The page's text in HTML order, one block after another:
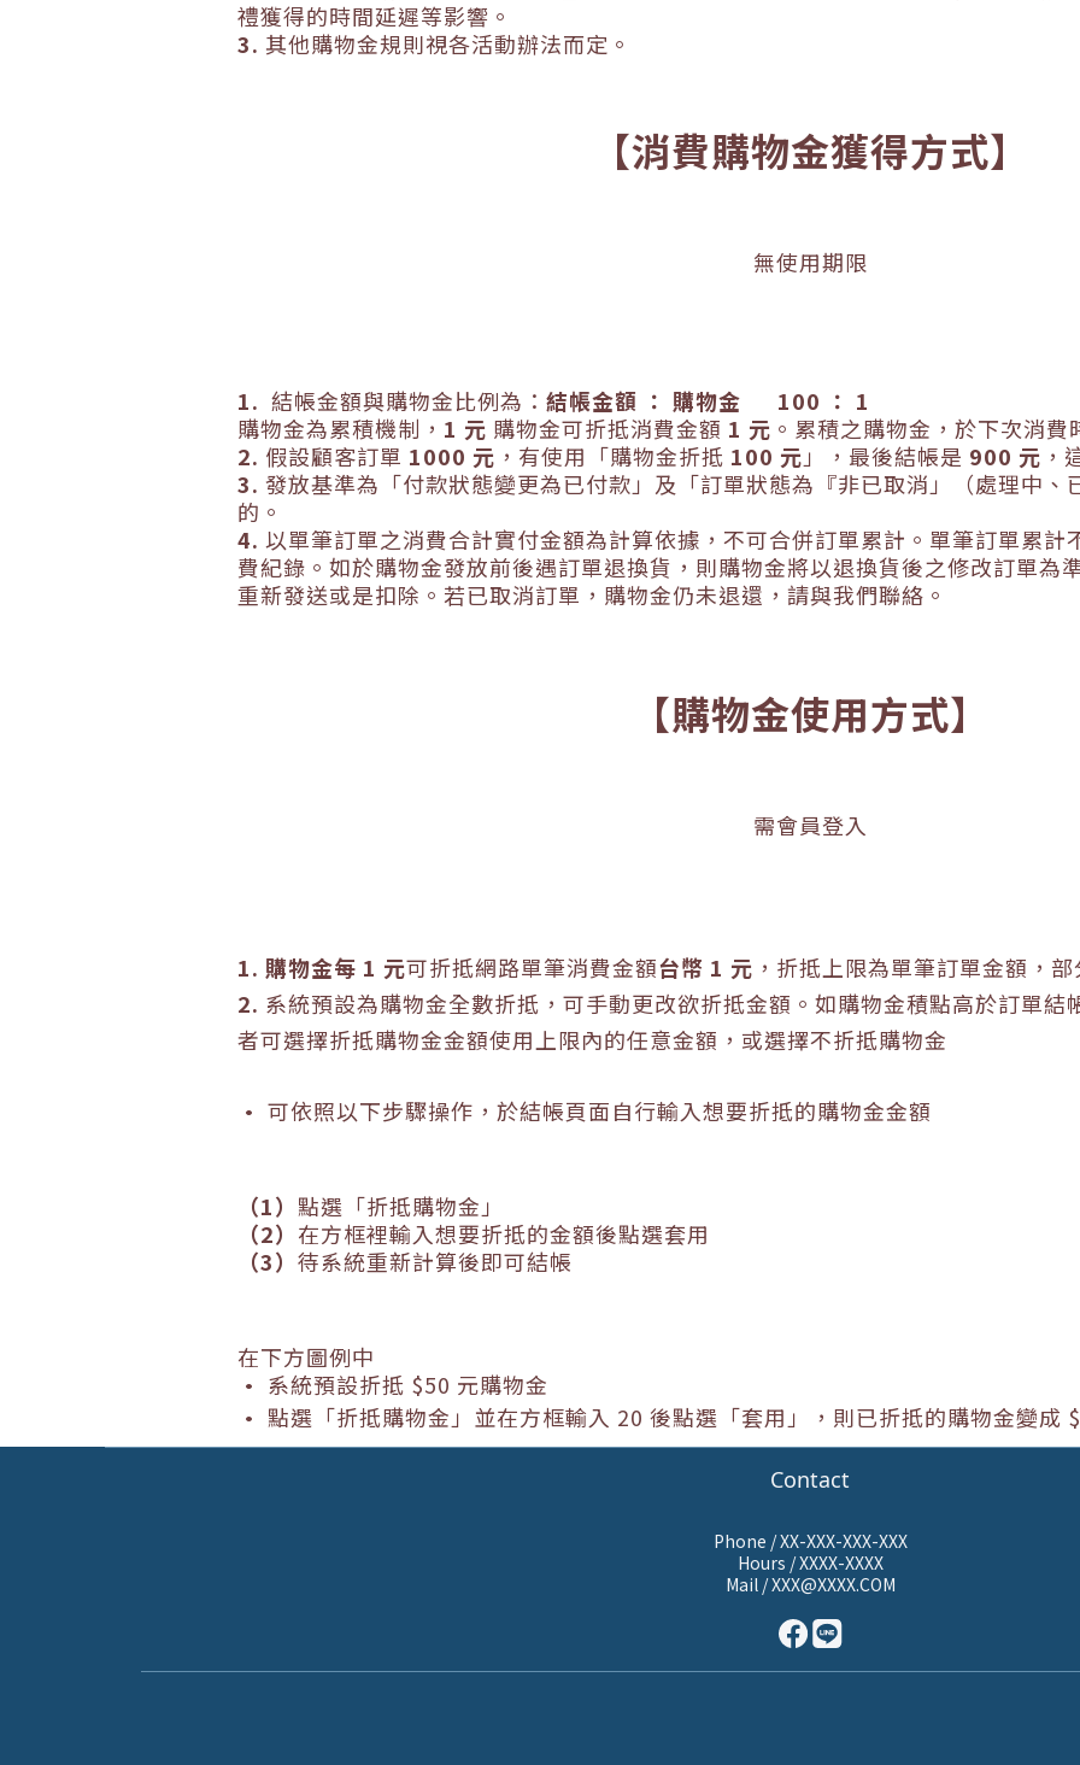
禮獲得的時間延遲等影響。
3. 其他購物金規則視各活動辦法而定。
【消費購物金獲得方式】
無使用期限
1. 結帳金額與購物金比例為： 結帳金額 ： 購物金 100 ： 1
購物金為累積機制， 1 元 購物金可折抵消費金額 1 元 。 累積之購物金，於下次消
2. 假設顧客訂單 1000 元 ，有使用「購物金折抵 100 元 」，最後結帳是 900 元 ，
3. 發放基準為「付款狀態變更為已付款」及「訂單狀態為『非已取消」（處理中
的。
4. 以單筆訂單之消費合計實付金額為計算依據，不可合併訂單累計。單筆訂單累
費紀錄。 如於購物金發放前後遇訂單退換貨，則購物金將以退換貨後之修改訂單為
重新發送或是扣除。 若已取消訂單，購物金仍未退還，請與我們聯絡。
【購物金使用方式】
需會員登入
1. 購物金每 1 元可折抵網路單筆消費金額台幣 1 元 ，折抵上限為單筆訂單金額，
2. 系統預設為購物金全數折抵，可手動更改欲折抵金額。如購物金積點高於訂單
者可選擇折抵購物金金額使用上限內的任意金額，或選擇不折抵購物金
• 可依照以下步驟操作，於結帳頁面自行輸入想要折抵的購物金金額
（1） 點選「折抵購物金」
（2） 在方框裡輸入想要折抵的金額後點選套用
（3） 待系統重新計算後即可結帳
在下方圖例中
• 系統預設折抵 $50 元購物金
• 點選「折抵購物金」並在方框輸入 20 後點選「套用」，則已折抵的購物金變成
Contact
Phone / XX-XXX-XXX-XXX
Hours / XXXX-XXXX
Mail / XXX@XXXX.COM